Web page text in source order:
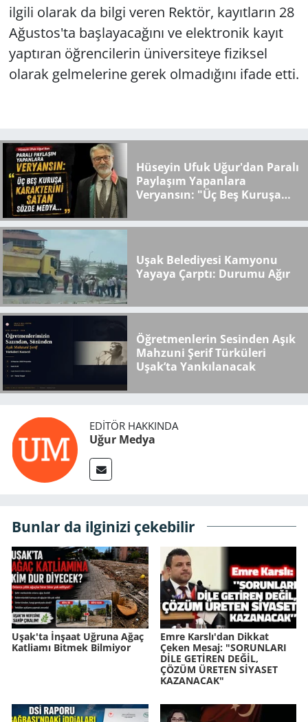
ilgili olarak da bilgi veren Rektör, kayıtların 28
Ağustos'ta başlayacağını ve elektronik kayıt
yaptıran öğrencilerin üniversiteye fiziksel
olarak gelmelerine gerek olmadığını ifade etti.
Hüseyin Ufuk Uğur'dan Paralı
Paylaşım Yapanlara
Veryansın: "Üç Beş Kuruşa
Medya..."
Uşak Belediyesi Kamyonu
Yayaya Çarptı: Durumu Ağır
Öğretmenlerin Sesinden Aşık
Mahzuni Şerif Türküleri
Uşak’ta Yankılanacak
EDITÖR HAKKINDA
Uğur Medya
Bunlar da ilginizi çekebilir
Uşak'ta İnşaat Uğruna Ağaç
Katliamı Bitmek Bilmiyor
Emre Karslı'dan Dikkat
Çeken Mesaj: "SORUNLARI
DİLE GETİREN DEĞİL,
ÇÖZÜM ÜRETEN SİYASET
KAZANACAK"